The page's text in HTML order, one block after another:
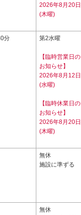
2026年8月20日
(木曜)
分 第2水曜
【臨時営業日の
お知らせ】
2026年8月12日
(水曜)
【臨時休業日の
お知らせ】
2026年8月20日
(木曜)
無休
施設に準ずる
無休